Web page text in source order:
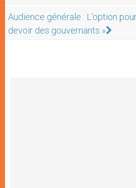
Audience générale : L’option
devoir des gouvernants »